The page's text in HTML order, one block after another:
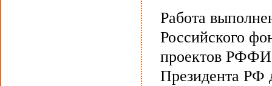
Работа
Российского
проектов РФФИ
Президента РФ